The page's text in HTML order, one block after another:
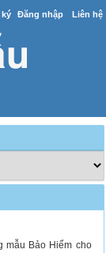
Đăng nhập Liên hệ
mẫu Bảo Hiểm cho